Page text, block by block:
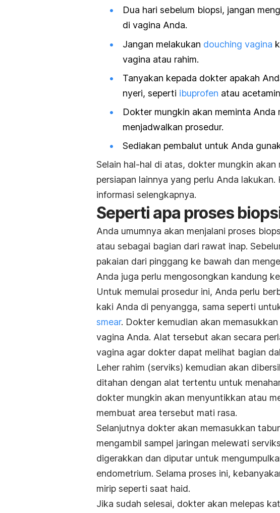
Dua hari sebelum biopsi, jangan
di vagina Anda.
Jangan melakukan douching vagina
vagina atau rahim.
Tanyakan kepada dokter apakah
nyeri, seperti ibuprofen atau
Dokter mungkin akan meminta
menjadwalkan prosedur.
Sediakan pembalut untuk Anda
Selain hal-hal di atas, dokter mungkin
persiapan lainnya yang perlu Anda
informasi selengkapnya.
Seperti apa proses
Anda umumnya akan menjalani proses
atau sebagai bagian dari rawat inap.
pakaian dari pinggang ke bawah dan
Anda juga perlu mengosongkan kandung
Untuk memulai prosedur ini, Anda perlu
kaki Anda di penyangga, sama seperti
smear. Dokter kemudian akan
vagina Anda. Alat tersebut akan secara
vagina agar dokter dapat melihat bagian
Leher rahim (serviks) kemudian akan
ditahan dengan alat tertentu untuk
dokter mungkin akan menyuntikkan atau
membuat area tersebut mati rasa.
Selanjutnya dokter akan memasukkan
mengambil sampel jaringan melewati
digerakkan dan diputar untuk
endometrium. Selama proses ini,
mirip seperti saat haid.
Jika sudah selesai, dokter akan melepas